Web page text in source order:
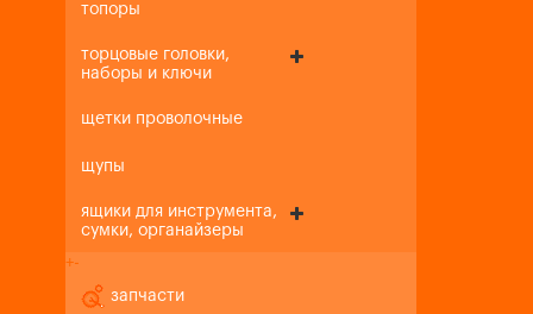
топоры
торцовые головки,
наборы и ключи
щетки проволочные
щупы
ящики для инструмента,
сумки, органайзеры
+-
запчасти